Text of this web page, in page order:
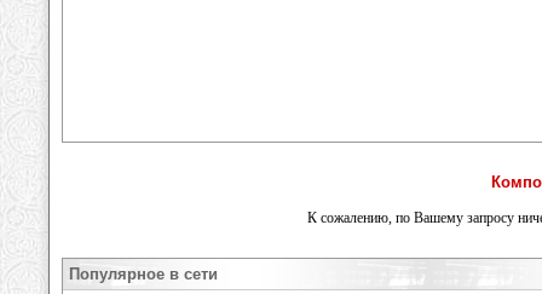
К сожалению, по Вашему запросу
Популярное в сети